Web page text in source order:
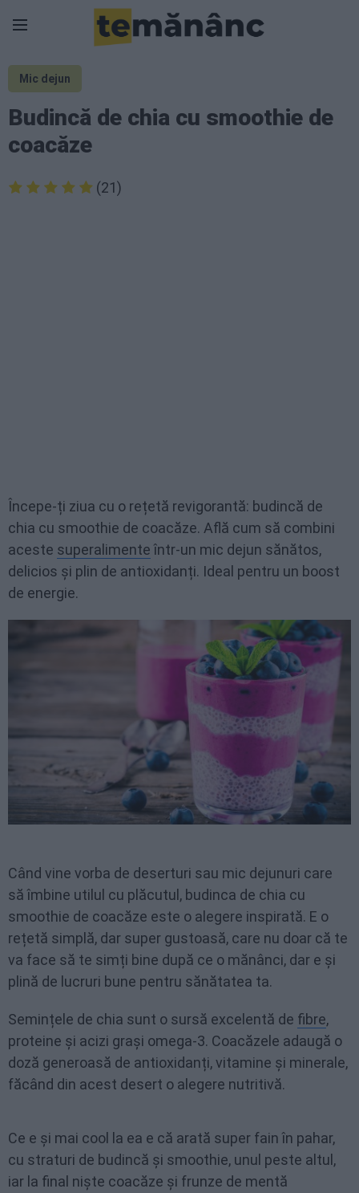
Mic dejun
Budincă de chia cu smoothie de
coacăze
(21)
Începe-ți ziua cu o rețetă revigorantă: budincă de
chia cu smoothie de coacăze. Află cum să combini
aceste superalimente într-un mic dejun sănătos,
delicios și plin de antioxidanți. Ideal pentru un boost
de energie.
Când vine vorba de deserturi sau mic dejunuri care
să îmbine utilul cu plăcutul, budinca de chia cu
smoothie de coacăze este o alegere inspirată. E o
rețetă simplă, dar super gustoasă, care nu doar că te
va face să te simți bine după ce o mănânci, dar e și
plină de lucruri bune pentru sănătatea ta.
Semințele de chia sunt o sursă excelentă de fibre,
proteine și acizi grași omega-3. Coacăzele adaugă o
doză generoasă de antioxidanți, vitamine și minerale,
făcând din acest desert o alegere nutritivă.
Ce e și mai cool la ea e că arată super fain în pahar,
cu straturi de budincă și smoothie, unul peste altul,
iar la final niște coacăze și frunze de mentă